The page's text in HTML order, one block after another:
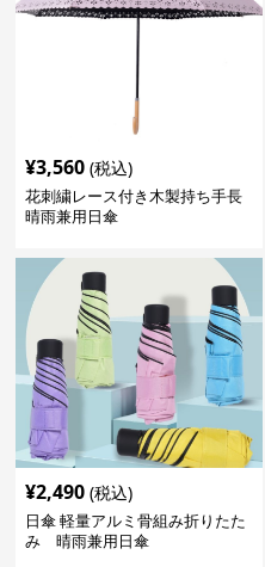
¥3,560 (税込)
花刺繍レース付き木製持ち手長
晴雨兼用日傘
¥2,490 (税込)
日傘 軽量アルミ骨組み折りたた
み 晴雨兼用日傘